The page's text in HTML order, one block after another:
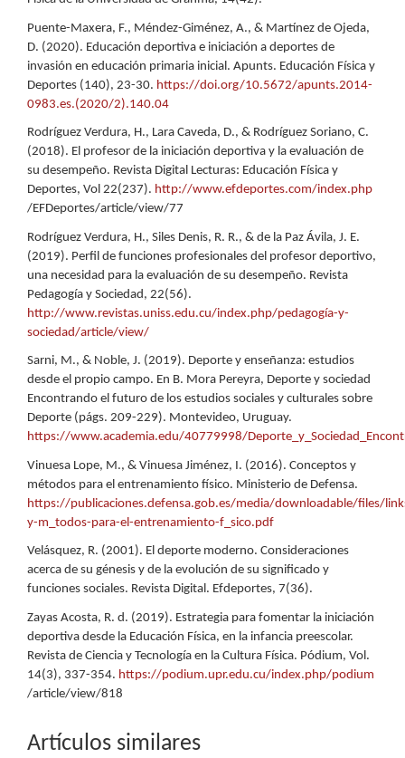
Puente-Maxera, F., Méndez-Giménez, A., & Martínez de Ojeda,
D. (2020). Educación deportiva e iniciación a deportes de
invasión en educación primaria inicial. Apunts. Educación Física y
Deportes (140), 23-30. https://doi.org/10.5672/apunts.2014-
0983.es.(2020/2).140.04
Rodríguez Verdura, H., Lara Caveda, D., & Rodríguez Soriano, C.
(2018). El profesor de la iniciación deportiva y la evaluación de
su desempeño. Revista Digital Lecturas: Educación Física y
Deportes, Vol 22(237). http://www.efdeportes.com/index.php
/EFDeportes/article/view/77
Rodríguez Verdura, H., Siles Denis, R. R., & de la Paz Ávila, J. E.
(2019). Perfil de funciones profesionales del profesor deportivo,
una necesidad para la evaluación de su desempeño. Revista
Pedagogía y Sociedad, 22(56).
http://www.revistas.uniss.edu.cu/index.php/pedagogía-y-
sociedad/article/view/
Sarni, M., & Noble, J. (2019). Deporte y enseñanza: estudios
desde el propio campo. En B. Mora Pereyra, Deporte y sociedad
Encontrando el futuro de los estudios sociales y culturales sobre
Deporte (págs. 209-229). Montevideo, Uruguay.
https://www.academia.edu/40779998/
Vinuesa Lope, M., & Vinuesa Jiménez, I. (2016). Conceptos y
métodos para el entrenamiento físico. Ministerio de Defensa.
https://publicaciones.defensa.gob.es/media/downloadable/files/
y-m_todos-para-el-entrenamiento-f_sico.pdf
Velásquez, R. (2001). El deporte moderno. Consideraciones
acerca de su génesis y de la evolución de su significado y
funciones sociales. Revista Digital. Efdeportes, 7(36).
Zayas Acosta, R. d. (2019). Estrategia para fomentar la iniciación
deportiva desde la Educación Física, en la infancia preescolar.
Revista de Ciencia y Tecnología en la Cultura Física. Pódium, Vol.
14(3), 337-354. https://podium.upr.edu.cu/index.php/podium
/article/view/818
Artículos similares